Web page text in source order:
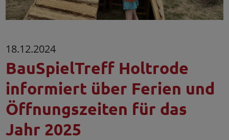
18.12.2024
BauSpielTreff Holtrode
informiert über Ferien und
Öffnungszeiten für das
Jahr 2025